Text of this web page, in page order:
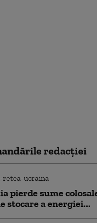
redacţiei
pierde sume
stocare a energiei...